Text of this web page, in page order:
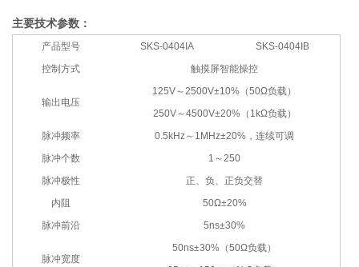
主要技术参数：
产品型号 SKS-0404IA
SKS-0404IB
控制方式
触摸屏智能操控
输出电压
125V～2500V±10%（50Ω负载）
250V～4500V±20%（1kΩ负载）
脉冲频率
0.5kHz～1MHz±20%，连续可调
脉冲个数
1～250
脉冲极性
正、负、正负交替
内阻
50Ω±20%
脉冲前沿
5ns±30%
脉冲宽度
50ns±30%（50Ω负载）